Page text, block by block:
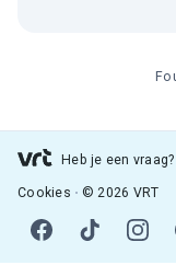
Heb je een vraag?
Cookies © 2026 VRT